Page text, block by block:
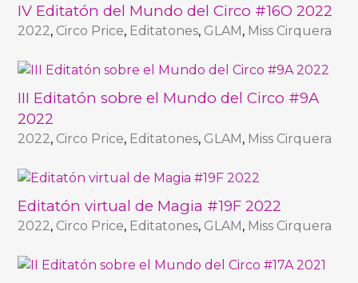
IV Editatón del Mundo del Circo #16O 2022
2022, Circo Price, Editatones, GLAM, Miss Cirquera
III Editatón sobre el Mundo del Circo #9A
2022
2022, Circo Price, Editatones, GLAM, Miss Cirquera
Editatón virtual de Magia #19F 2022
2022, Circo Price, Editatones, GLAM, Miss Cirquera